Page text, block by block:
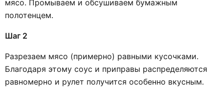
мясо. Промываем и обсушиваем бумажным
полотенцем.
Шаг 2
Разрезаем мясо (примерно) равными кусочками.
Благодаря этому соус и приправы распределяются
равномерно и рулет получится особенно вкусным.